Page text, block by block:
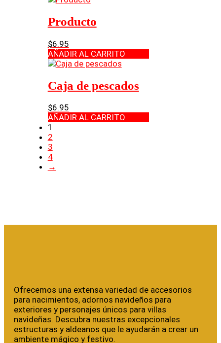
Producto
$6.95
AÑADIR AL CARRITO
Caja de pescados
$6.95
AÑADIR AL CARRITO
1
2
3
4
→
Ofrecemos una extensa variedad de accesorios
para nacimientos, adornos navideños para
exteriores y personajes únicos para villas
navideñas. Descubra nuestras excepcionales
estructuras y aldeanos que le ayudarán a crear un
ambiente mágico y festivo.